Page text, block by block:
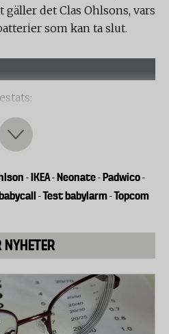
det Clas Ohlsons, vars
som kan ta slut.
GI-D7G
barnvakterna hade en
Laboratoriet har gått
där några anses vara
-IKEA-Neonate-Padwico-
-Test babylarm-Topcom
NYHETER